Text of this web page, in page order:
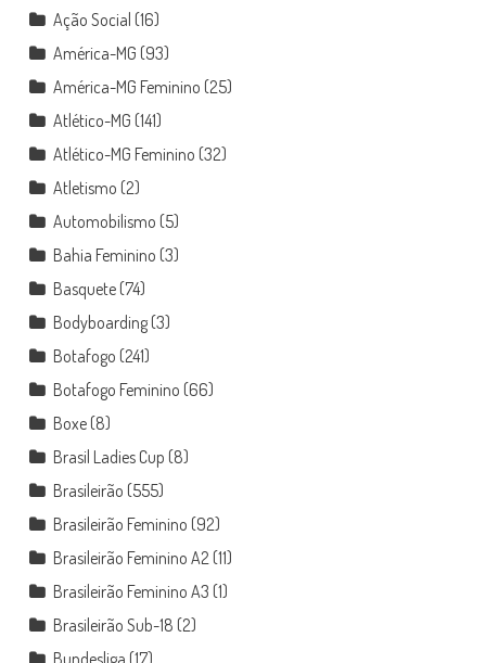
Ação Social (16)
América-MG (93)
América-MG Feminino (25)
Atlético-MG (141)
Atlético-MG Feminino (32)
Atletismo (2)
Automobilismo (5)
Bahia Feminino (3)
Basquete(74)
Bodyboarding(3)
Botafogo (241)
Botafogo Feminino (66)
Boxe(8)
Brasil Ladies Cup (8)
Brasileirão (555)
Brasileirão Feminino (92)
Brasileirão Feminino A2(11)
Brasileirão Feminino A3 (1)
Brasileirão Sub-18 (2)
Bundesliga (17)